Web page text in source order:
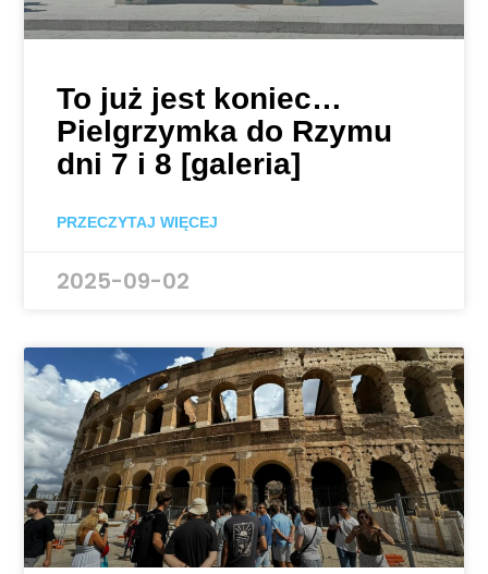
To już jest koniec…
Pielgrzymka do Rzymu
dni 7 i 8 [galeria]
PRZECZYTAJ WIĘCEJ
2025-09-02